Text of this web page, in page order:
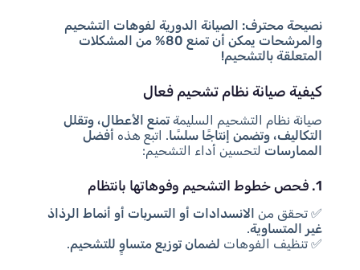
نصيحة محترف: الصيانة الدورية لفوهات التشحيم
والمرشحات يمكن أن تمنع 80% من المشكلات
المتعلقة بالتشحيم!
كيفية صيانة نظام تشحيم فعال
صيانة نظام التشحيم السليمة تمنع الأعطال، وتقلل
التكاليف، وتضمن إنتاجًا سلسًا. اتبع هذه أفضل
الممارسات لتحسين أداء التشحيم:
1. فحص خطوط التشحيم وفوهاتها بانتظام
✅ تحقق من الانسدادات أو التسربات أو أنماط الرذاذ
غير المتساوية.
✅ تنظيف الفوهات لضمان توزيع متساوٍ للتشحيم.